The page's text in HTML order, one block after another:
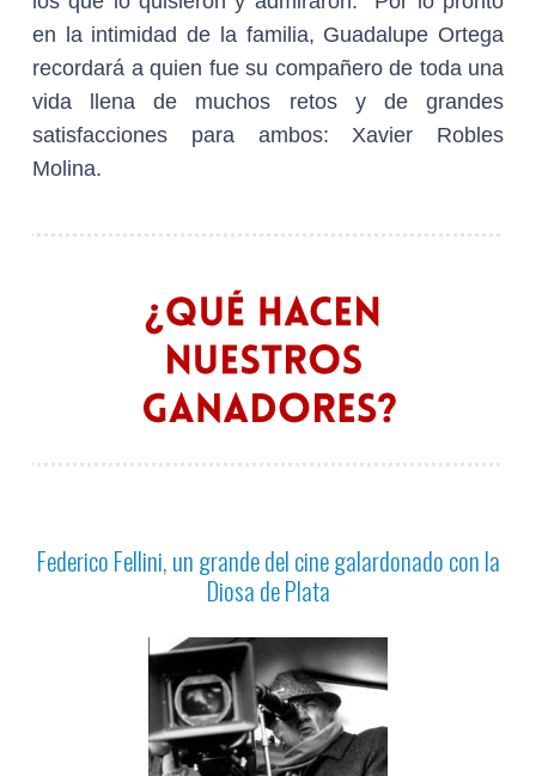
en la intimidad de la familia, Guadalupe Ortega
recordará a quien fue su compañero de toda una
vida llena de muchos retos y de grandes
satisfacciones para ambos: Xavier Robles
Molina.
Federico Fellini, un grande del cine galardonado con la
Diosa de Plata